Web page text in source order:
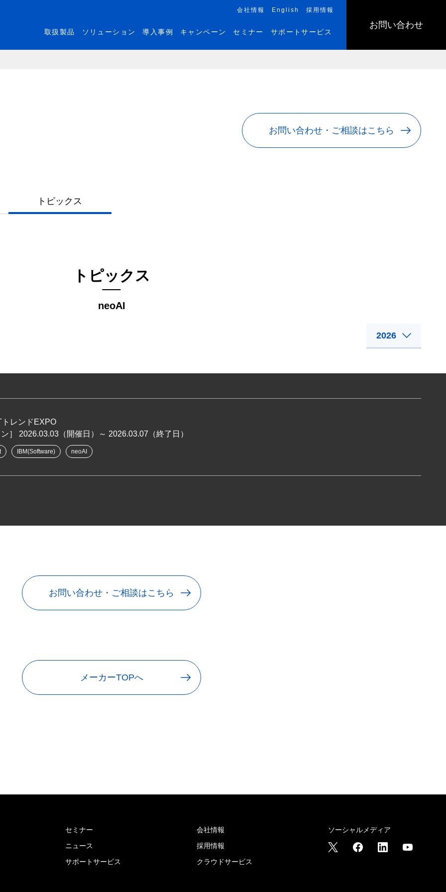
お問い合わせ
会社情報 English 採用情報
取扱製品 ソリューション 導入事例 キャンペーン セミナー サポートサービス
お問い合わせ・ご相談はこちら
トピックス
neoAI
トピックス
レンドEXPO
］
2026.03.03 （開催日）～ 2026.03.07 （終了日）
IBM(Software) neoAI
お問い合わせ・ご相談はこちら
メーカーTOPへ
セミナー
ニュース
サポートサービス
会社情報
採用情報
クラウドサービス
ソーシャルメディア